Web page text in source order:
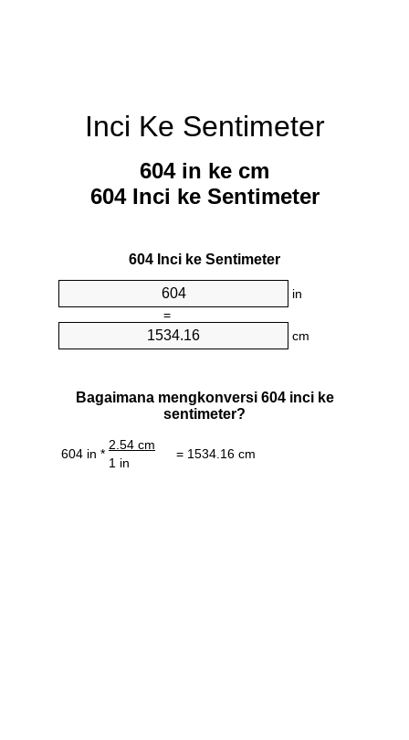
Inci Ke Sentimeter
604 in ke cm
604 Inci ke Sentimeter
604 Inci ke Sentimeter
in
=
cm
Bagaimana mengkonversi 604 inci ke
sentimeter?
604 in *
2.54 cm
= 1534.16 cm
1 in